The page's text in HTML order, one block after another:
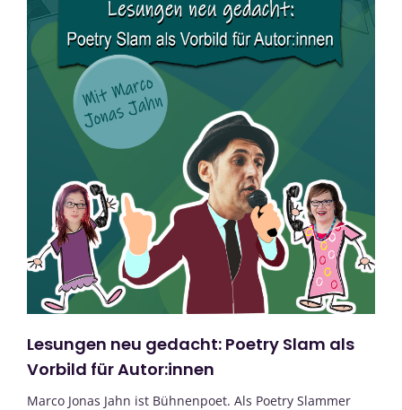
Lesungen neu gedacht: Poetry Slam als
Vorbild für Autor:innen
Marco Jonas Jahn ist Bühnenpoet. Als Poetry Slammer